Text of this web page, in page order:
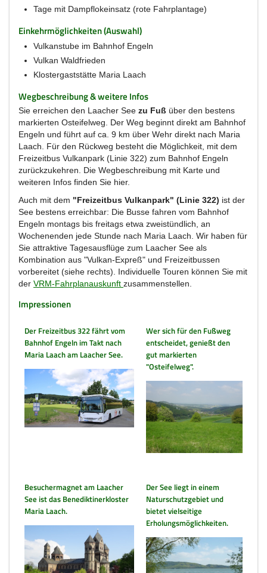
Tage mit Dampflokeinsatz (rote Fahrplantage)
Einkehrmöglichkeiten (Auswahl)
Vulkanstube im Bahnhof Engeln
Vulkan Waldfrieden
Klostergaststätte Maria Laach
Wegbeschreibung & weitere Infos
Sie erreichen den Laacher See zu Fuß über den bestens
markierten Osteifelweg. Der Weg beginnt direkt am Bahnhof
Engeln und führt auf ca. 9 km über Wehr direkt nach Maria
Laach. Für den Rückweg besteht die Möglichkeit, mit dem
Freizeitbus Vulkanpark (Linie 322) zum Bahnhof Engeln
zurückzukehren. Die Wegbeschreibung mit Karte und
weiteren Infos finden Sie hier.
Auch mit dem "Freizeitbus Vulkanpark" (Linie 322) ist der
See bestens erreichbar: Die Busse fahren vom Bahnhof
Engeln montags bis freitags etwa zweistündlich, an
Wochenenden jede Stunde nach Maria Laach. Wir haben für
Sie attraktive Tagesausflüge zum Laacher See als
Kombination aus "Vulkan-Expreß" und Freizeitbussen
vorbereitet (siehe rechts). Individuelle Touren können Sie mit
der VRM-Fahrplanauskunft zusammenstellen.
Impressionen
Der Freizeitbus 322 fährt vom
Bahnhof Engeln im Takt nach
Maria Laach am Laacher See.
Wer sich für den Fußweg
entscheidet, genießt den
gut markierten
"Osteifelweg".
Besuchermagnet am Laacher
See ist das Benediktinerkloster
Maria Laach.
Der See liegt in einem
Naturschutzgebiet und
bietet vielseitige
Erholungsmöglichkeiten.